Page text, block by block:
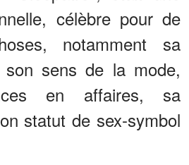
célèbre pour de
notamment sa
son sens de la mode,
en affaires, sa
statut de sex-symbol